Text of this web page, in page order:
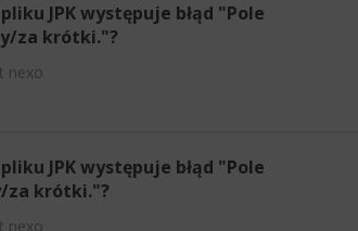
JPK występuje błąd "Pole
za krótki."?
nexo
JPK występuje błąd "Pole
za krótki."?
nexo